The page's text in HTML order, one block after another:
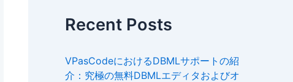
Recent Posts
VPasCodeにおけるDBMLサポートの紹
介：究極の無料DBMLエディタおよびオ